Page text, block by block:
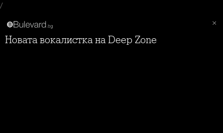
/
Новата вокалистка на Deep Zone